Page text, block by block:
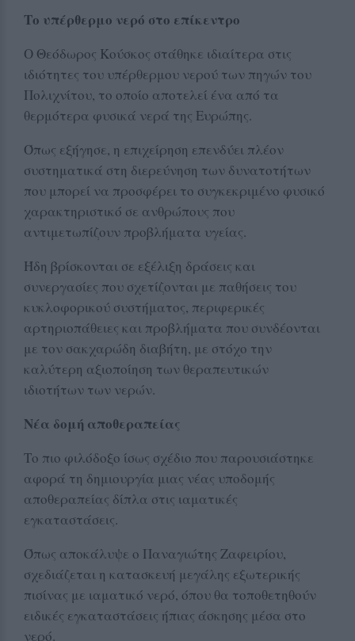
Το υπέρθερμο νερό στο επίκεντρο
Ο Θεόδωρος Κούσκος στάθηκε ιδιαίτερα στις
ιδιότητες του υπέρθερμου νερού των πηγών του
Πολιχνίτου, το οποίο αποτελεί ένα από τα
θερμότερα φυσικά νερά της Ευρώπης.
Όπως εξήγησε, η επιχείρηση επενδύει πλέον
συστηματικά στη διερεύνηση των δυνατοτήτων
που μπορεί να προσφέρει το συγκεκριμένο φυσικό
χαρακτηριστικό σε ανθρώπους που
αντιμετωπίζουν προβλήματα υγείας.
Ήδη βρίσκονται σε εξέλιξη δράσεις και
συνεργασίες που σχετίζονται με παθήσεις του
κυκλοφορικού συστήματος, περιφερικές
αρτηριοπάθειες και προβλήματα που συνδέονται
με τον σακχαρώδη διαβήτη, με στόχο την
καλύτερη αξιοποίηση των θεραπευτικών
ιδιοτήτων των νερών.
Νέα δομή αποθεραπείας
Το πιο φιλόδοξο ίσως σχέδιο που παρουσιάστηκε
αφορά τη δημιουργία μιας νέας υποδομής
αποθεραπείας δίπλα στις ιαματικές
εγκαταστάσεις.
Όπως αποκάλυψε ο Παναγιώτης Ζαφειρίου,
σχεδιάζεται η κατασκευή μεγάλης εξωτερικής
πισίνας με ιαματικό νερό, όπου θα τοποθετηθούν
ειδικές εγκαταστάσεις ήπιας άσκησης μέσα στο
νερό.